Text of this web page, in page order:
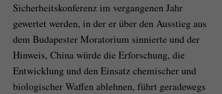
Sicherheitskonferenz im vergangenen Jahr
gewertet werden, in der er über den Ausstieg aus
dem Budapester Moratorium sinnierte und der
Hinweis, China würde die Erforschung, die
Entwicklung und den Einsatz chemischer und
biologischer Waffen ablehnen, führt geradewegs